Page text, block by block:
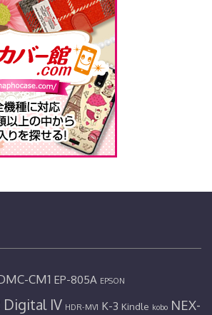
CM1 EP-805A EPSON
Digital IV HDR-MV1 K-3 Kindle kobo NEX-